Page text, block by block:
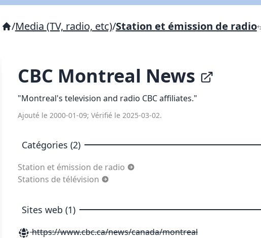
/Media (TV, radio, etc)/Station et émission de radio
CBC Montreal News
"Montreal's television and radio CBC affiliates."
Ajouté le 2000-01-09; Vérifié le 2025-03-02.
Catégories (2)
Station et émission de radio
Stations de télévision
Sites web (1)
https://www.cbc.ca/news/canada/montreal
X Fermer